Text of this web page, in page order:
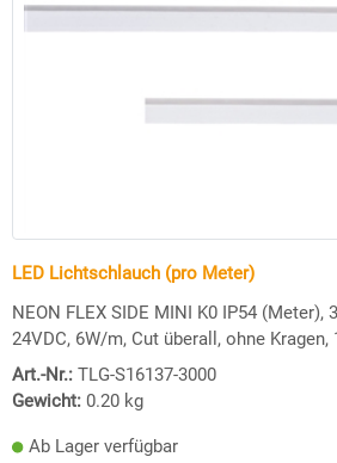
LED Lichtschlauch (pro Meter)
NEON FLEX SIDE MINI K0 IP54 (Meter),
24VDC, 6W/m, Cut überall, ohne
Art.-Nr.: TLG-S16137-3000
Gewicht: 0.20 kg
Ab Lager verfügbar